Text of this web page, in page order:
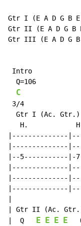
Gtr I (E A D G B
Gtr II (E A D G B
Gtr III (E A D G
Intro
  Q=106
C
3/4
  Gtr I (Ac. Gtr.)
H.
|--------------
|--------------
|--5-----------|-
|--------------
|--------------
|--------------
| Gtr II (Ac.
|  Q
E E E E